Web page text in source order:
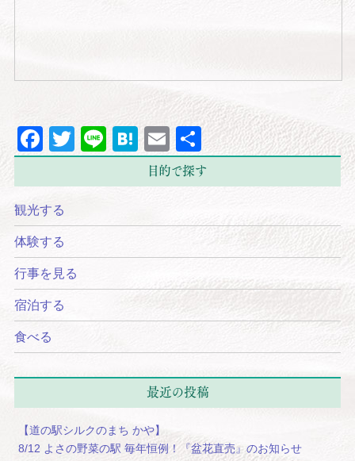
Facebook
Twitter
LineHatena
Email
共
有
目的で探す
観光する
体験する
行事を見る
宿泊する
食べる
最近の投稿
【道の駅シルクのまち かや】
8/12 よさの野菜の駅 毎年恒例！『盆花直売』のお知らせ